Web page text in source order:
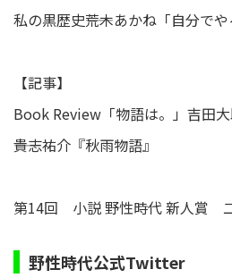
私の黒歴史――荒木あかね「自分でや
【記事】
Book Review「物語は。」吉田
――貴志祐介『秋雨物語』
第14回 小説 野性時代 新人賞
野性時代公式Twitter